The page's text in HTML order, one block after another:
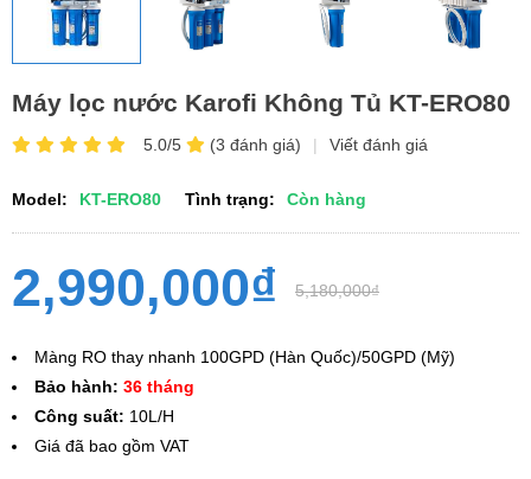
Máy lọc nước Karofi Không Tủ KT-ERO80
5.0/5 (3 đánh giá) | Viết đánh giá
Model: KT-ERO80 Tình trạng: Còn hàng
2,990,000₫ 5,180,000₫
Màng RO thay nhanh 100GPD (Hàn Quốc)/50GPD (Mỹ)
Bảo hành: 36 tháng
Công suất: 10L/H
Giá đã bao gồm VAT